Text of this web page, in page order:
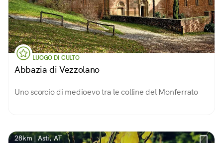
LUOGO DI CULTO
Abbazia di Vezzolano
Uno scorcio di medioevo tra le colline del Monferrato
28km | Asti, AT